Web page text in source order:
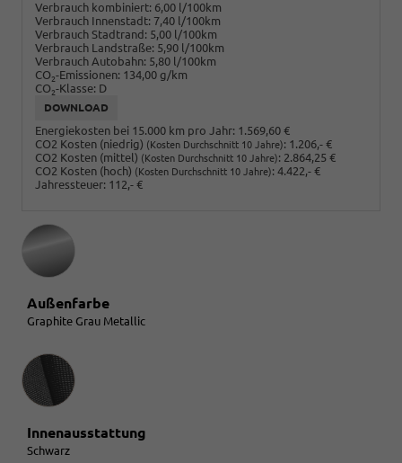
Verbrauch kombiniert: 6,00 l/100km
Verbrauch Innenstadt: 7,40 l/100km
Verbrauch Stadtrand: 5,00 l/100km
Verbrauch Landstraße: 5,90 l/100km
Verbrauch Autobahn: 5,80 l/100km
CO2-Emissionen: 134,00 g/km
CO2-Klasse: D
DOWNLOAD
Energiekosten bei 15.000 km pro Jahr: 1.569,60 €
CO2 Kosten (niedrig) (Kosten Durchschnitt 10 Jahre): 1.206,- €
CO2 Kosten (mittel) (Kosten Durchschnitt 10 Jahre): 2.864,25 €
CO2 Kosten (hoch) (Kosten Durchschnitt 10 Jahre): 4.422,- €
Jahressteuer: 112,- €
Außenfarbe
Graphite Grau Metallic
Innenausstattung
Innenausstattung
Schwarz